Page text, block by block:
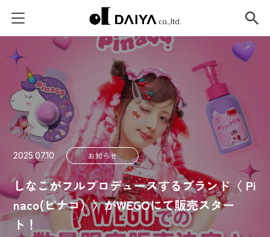
2025.07.10 お知らせ
しなこがフルプロデュースするブランド〈 Pi
naco(ピナコ）〉がWEGOにて販売スター
ト！